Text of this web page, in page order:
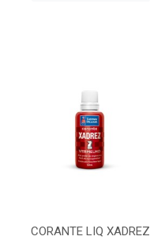
CORANTE LIQ XADREZ